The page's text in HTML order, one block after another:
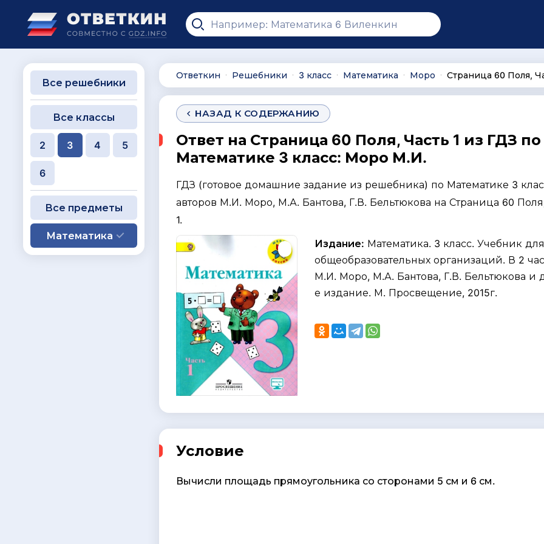
Ответкин ∙ Решебники ∙ 3 класс ∙ Математика ∙ Моро ∙ Страница 60 Поля,
НАЗАД К СОДЕРЖАНИЮ
Ответ на Страница 60 Поля, Часть 1 из ГДЗ по
Математике 3 класс: Моро М.И.
ГДЗ (готовое домашние задание из решебника) по Математике 3
авторов М.И. Моро, М.А. Бантова, Г.В. Бельтюкова на Страница 60
1.
Издание: Математика. 3 класс. Учебник для
общеобразовательных организаций. В 2
М.И. Моро, М.А. Бантова, Г.В. Бельтюкова и
е издание. М. Просвещение, 2015г.
Условие
Вычисли площадь прямоугольника со сторонами 5 см и 6 см.
Все решебники
Все классы
2 3 4 5
6
Все предметы
Математика